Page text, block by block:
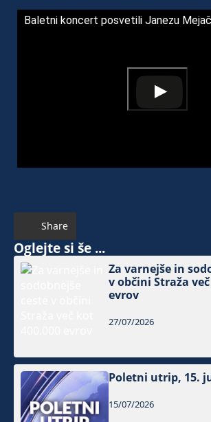
Baletni koncert posvetili Janezu
Share
Oglejte si še ...
Za varnejše in
v občini Straža
evrov
27/07/2026
Poletni utrip, 15.
15/07/2026